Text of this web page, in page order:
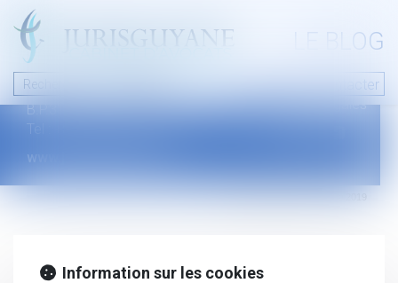
LE BLOG
Nous contacter
46 avenue de la liberté
B.P.315 - 97327 Cayenne Cedex
Tel : +594 594 29 45 35
www.jurisguyane.com
Mentions légales
Information sur les cookies